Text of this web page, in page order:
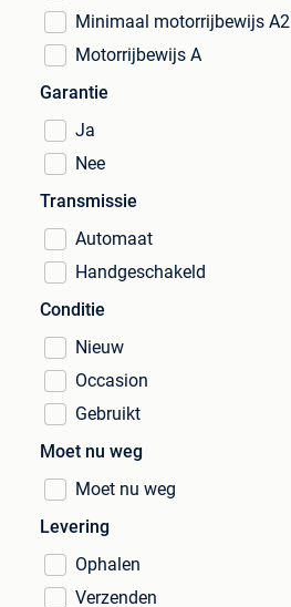
Minimaal motorrijbewijs A2
Motorrijbewijs A
Garantie
Ja
Nee
Transmissie
Automaat
Handgeschakeld
Conditie
Nieuw
Occasion
Gebruikt
Moet nu weg
Moet nu weg
Levering
Ophalen
Verzenden